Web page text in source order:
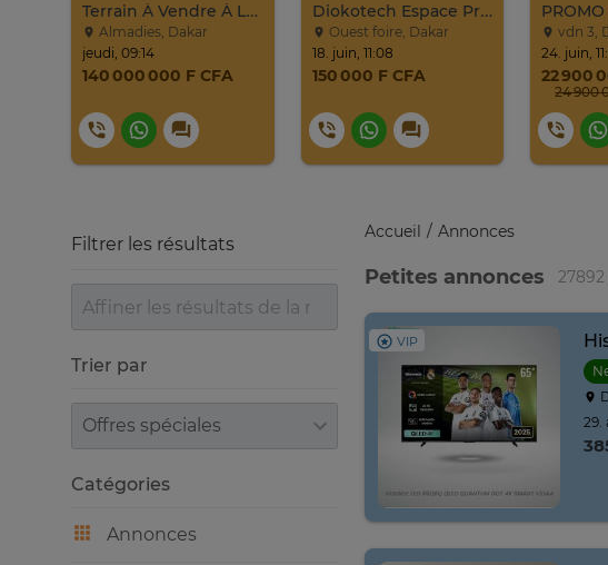
Terrain À Vendre À La BOA, Ngor-Almadies, Recasement
Almadies, Dakar
jeudi, 09:14
140 000 000 F CFA
Diokotech Espace Professionnel Flexible Bureau Privé
Ouest foire, Dakar
18. juin, 11:08
150 000 F CFA
vdn 3,
24. juin,
22 900
24 900
Accueil Annonces
Petites annonces
VIP
29.
Filtrer les résultats
Trier par
Trier par
Catégories
Annonces